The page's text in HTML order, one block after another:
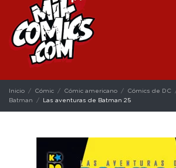
Inicio Cómic Cómic americano Cómics de DC
Batman
Las aventuras de Batman 25